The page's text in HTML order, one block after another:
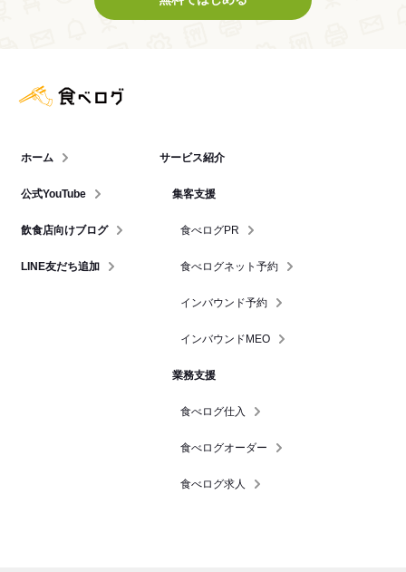
ホーム
公式YouTube
飲食店向けブログ
LINE友だち追加
サービス紹介
集客支援
食べログPR
食べログネット予約
インバウンド予約
インバウンドMEO
業務支援
食べログ仕入
食べログオーダー
食べログ求人